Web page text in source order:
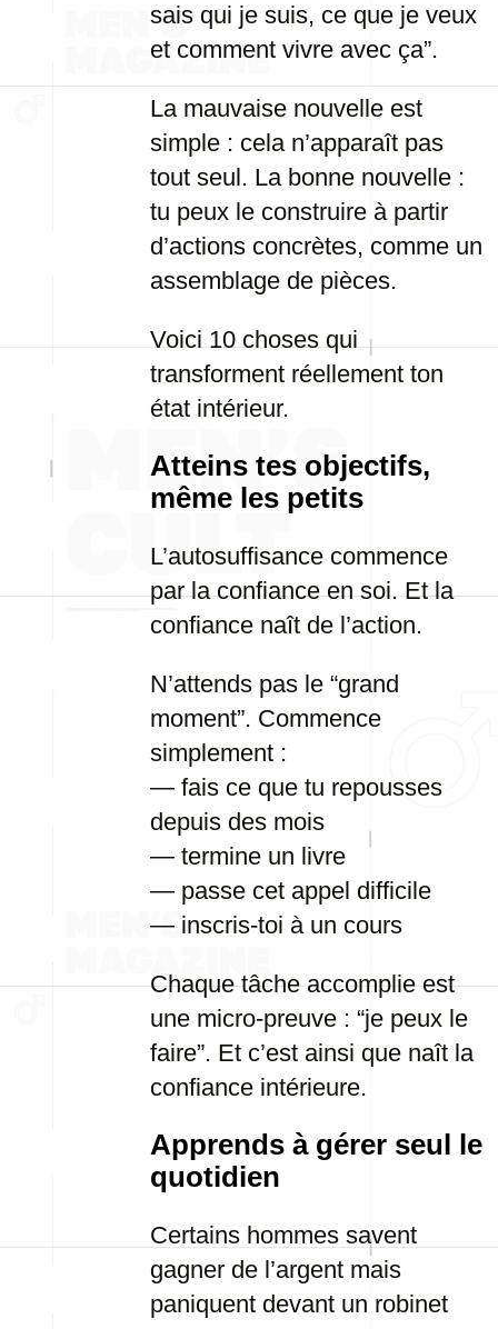
sais qui je suis, ce que je veux
et comment vivre avec ça”.
La mauvaise nouvelle est
simple : cela n’apparaît pas
tout seul. La bonne nouvelle :
tu peux le construire à partir
d’actions concrètes, comme un
assemblage de pièces.
Voici 10 choses qui
transforment réellement ton
état intérieur.
Atteins tes objectifs,
même les petits
L’autosuffisance commence
par la confiance en soi. Et la
confiance naît de l’action.
N’attends pas le “grand
moment”. Commence
simplement :
— fais ce que tu repousses
depuis des mois
— termine un livre
— passe cet appel difficile
— inscris-toi à un cours
Chaque tâche accomplie est
une micro-preuve : “je peux le
faire”. Et c’est ainsi que naît la
confiance intérieure.
Apprends à gérer seul le
quotidien
Certains hommes savent
gagner de l’argent mais
paniquent devant un robinet